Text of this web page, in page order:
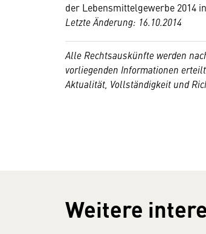
der Lebensmittelgewerbe 2014
Letzte Änderung: 16.10.2014
Alle Rechtsauskünfte werden
vorliegenden Informationen
Aktualität, Vollständigkeit und
Weitere